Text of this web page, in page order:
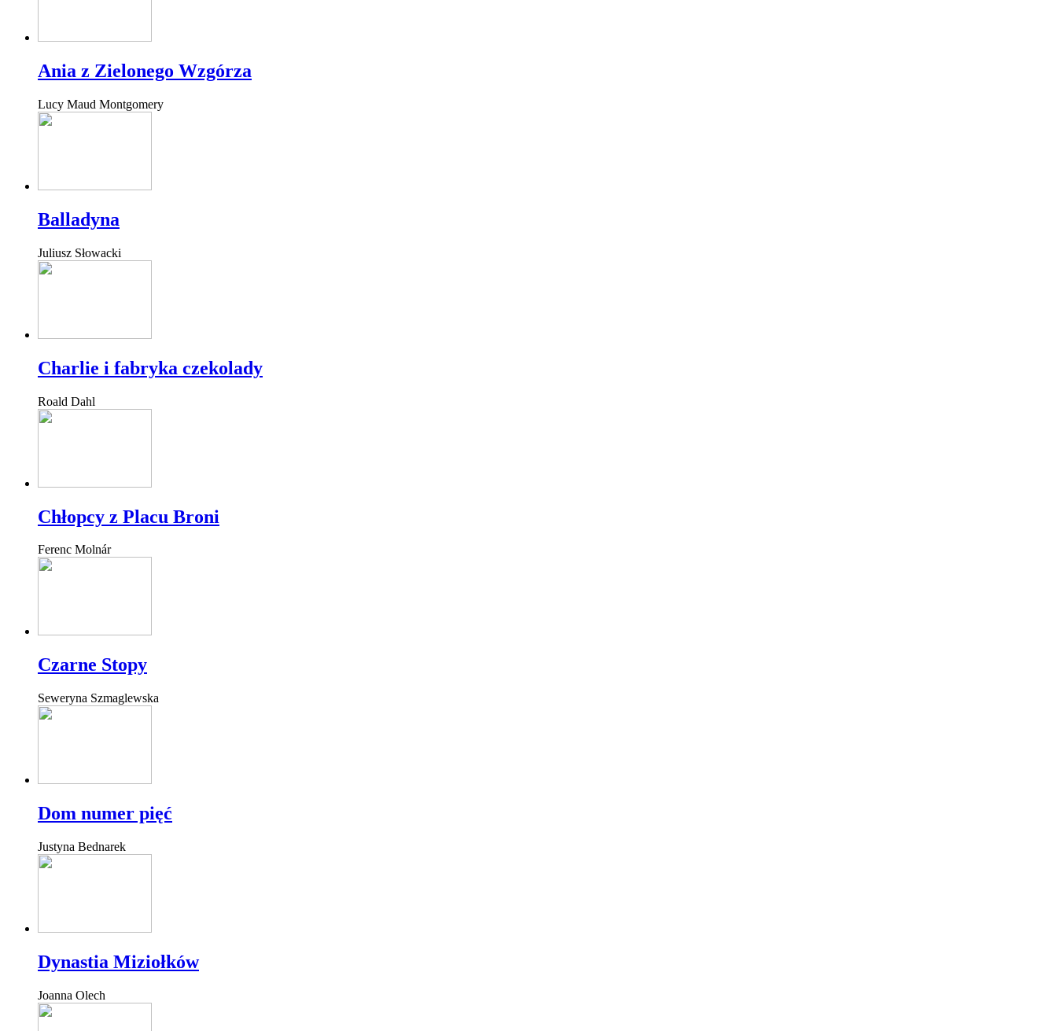
Ania z Zielonego Wzgórza
Lucy Maud Montgomery
Balladyna
Juliusz Słowacki
Charlie i fabryka czekolady
Roald Dahl
Chłopcy z Placu Broni
Ferenc Molnár
Czarne Stopy
Seweryna Szmaglewska
Dom numer pięć
Justyna Bednarek
Dynastia Miziołków
Joanna Olech